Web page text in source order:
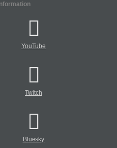
YouTube
Twitch
Bluesky